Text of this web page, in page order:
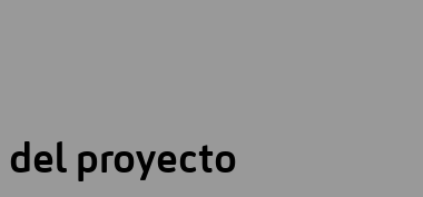
proyecto